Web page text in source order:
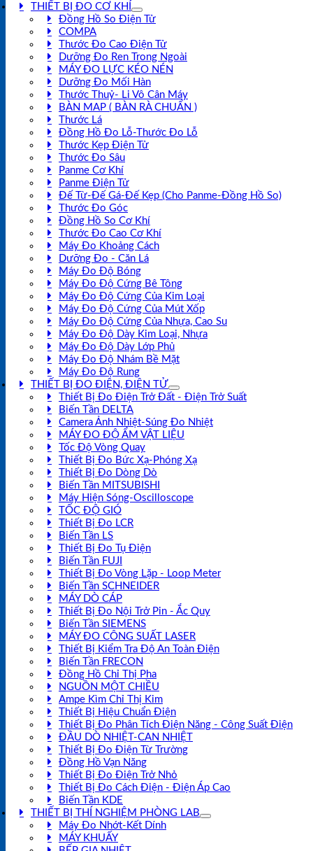
THIẾT BỊ ĐO CƠ KHÍ
Đồng Hồ So Điện Tử
COMPA
Thước Đo Cao Điện Tử
Dưỡng Đo Ren Trong Ngoài
MÁY ĐO LỰC KÉO NÉN
Dưỡng Đo Mối Hàn
Thước Thuỷ- Li Vô Cân Máy
BÀN MAP ( BÀN RÀ CHUẨN )
Thước Lá
Đồng Hồ Đo Lỗ-Thước Đo Lỗ
Thước Kẹp Điện Tử
Thước Đo Sâu
Panme Cơ Khí
Panme Điện Tử
Đế Từ-Đế Gá-Đế Kẹp (Cho Panme-Đồng Hồ So)
Thước Đo Góc
Đồng Hồ So Cơ Khí
Thước Đo Cao Cơ Khí
Máy Đo Khoảng Cách
Dưỡng Đo - Căn Lá
Máy Đo Độ Bóng
Máy Đo Độ Cứng Bê Tông
Máy Đo Độ Cứng Của Kim Loại
Máy Đo Độ Cứng Của Mút Xốp
Máy Đo Độ Cứng Của Nhựa, Cao Su
Máy Đo Độ Dày Kim Loại, Nhựa
Máy Đo Độ Dày Lớp Phủ
Máy Đo Độ Nhám Bề Mặt
Máy Đo Độ Rung
THIẾT BỊ ĐO ĐIỆN, ĐIỆN TỬ
Thiết Bị Đo Điện Trở Đất - Điện Trở Suất
Biến Tần DELTA
Camera Ảnh Nhiệt-Súng Đo Nhiệt
MÁY ĐO ĐỘ ẨM VẬT LIỆU
Tốc Độ Vòng Quay
Thiết Bị Đo Bức Xạ-Phóng Xạ
Thiết Bị Đo Dòng Dò
Biến Tần MITSUBISHI
Máy Hiện Sóng-Oscilloscope
TỐC ĐỘ GIÓ
Thiết Bị Đo LCR
Biến Tần LS
Thiết Bị Đo Tụ Điện
Biến Tần FUJI
Thiết Bị Đo Vòng Lặp - Loop Meter
Biến Tần SCHNEIDER
MÁY DÒ CÁP
Thiết Bị Đo Nội Trở Pin - Ắc Quy
Biến Tần SIEMENS
MÁY ĐO CÔNG SUẤT LASER
Thiết Bị Kiểm Tra Độ An Toàn Điện
Biến Tần FRECON
Đồng Hồ Chỉ Thị Pha
NGUỒN MỘT CHIỀU
Ampe Kìm Chỉ Thị Kim
Thiết Bị Hiệu Chuẩn Điện
Thiết Bị Đo Phân Tích Điện Năng - Công Suất Điện
ĐẦU DÒ NHIỆT-CAN NHIỆT
Thiết Bị Đo Điện Từ Trường
Đồng Hồ Vạn Năng
Thiết Bị Đo Điện Trở Nhỏ
Thiết Bị Đo Cách Điện - Điện Áp Cao
Biến Tần KDE
THIẾT BỊ THÍ NGHIỆM PHÒNG LAB
Máy Đo Nhớt-Kết Dính
MÁY KHUẤY